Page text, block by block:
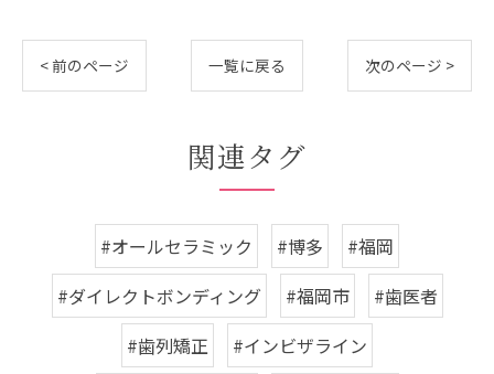
< 前のページ 一覧に戻る 次のページ >
関連タグ
#オールセラミック #博多
#福岡
#ダイレクトボンディング
#福岡市
#歯医者
#歯列矯正
#インビザライン